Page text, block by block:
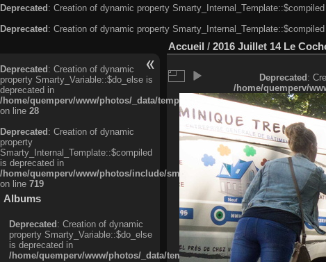
Deprecated: Creation of dynamic property
Deprecated: Creation of dynamic property
Deprecated: Creation of dynamic
property Smarty_Variable::$do_else is
deprecated in
/home/quemperv/www/photos/_data/templates_c/
on line 28
Deprecated: Creation of dynamic
property
Smarty_Internal_Template::$compiled
is deprecated in
/home/quemperv/www/photos/include/smarty/libs/sysplugins/
on line 719
Albums
Deprecated: Creation of dynamic
property Smarty_Variable::$do_else
is deprecated in
/home/quemperv/www/photos/_data/templates_c/
Accueil / 2016 Juillet 14 Le
Deprecated:
/home/quemperv/